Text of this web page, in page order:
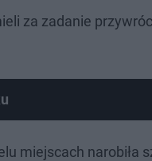
za zadanie
miejscach narobiła